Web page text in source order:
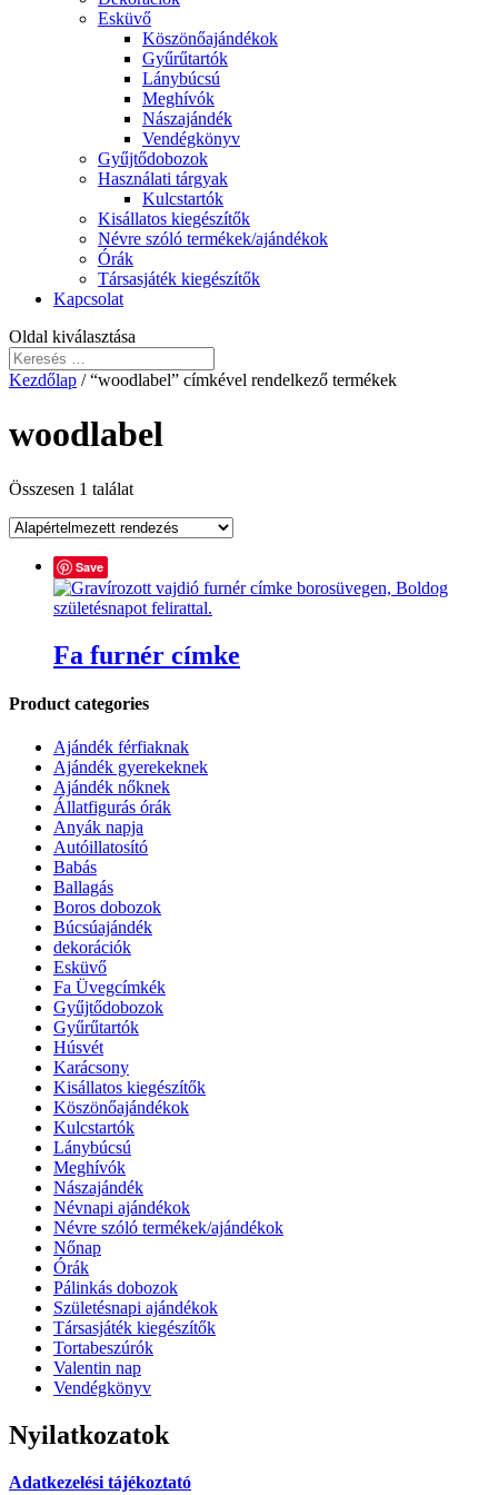
Esküvő
Köszönőajándékok
Gyűrűtartók
Lánybúcsú
Meghívók
Nászajándék
Vendégkönyv
Gyűjtődobozok
Használati tárgyak
Kulcstartók
Kisállatos kiegészítők
Névre szóló termékek/ajándékok
Órák
Társasjáték kiegészítők
Kapcsolat
Oldal kiválasztása
Kezdőlap / “woodlabel” címkével rendelkező termékek
woodlabel
Összesen 1 találat
Save
Fa furnér címke
Product categories
Ajándék férfiaknak
Ajándék gyerekeknek
Ajándék nőknek
Állatfigurás órák
Anyák napja
Autóillatosító
Babás
Ballagás
Boros dobozok
Búcsúajándék
dekorációk
Esküvő
Fa Üvegcímkék
Gyűjtődobozok
Gyűrűtartók
Húsvét
Karácsony
Kisállatos kiegészítők
Köszönőajándékok
Kulcstartók
Lánybúcsú
Meghívók
Nászajándék
Névnapi ajándékok
Névre szóló termékek/ajándékok
Nőnap
Órák
Pálinkás dobozok
Születésnapi ajándékok
Társasjáték kiegészítők
Tortabeszúrók
Valentin nap
Vendégkönyv
Nyilatkozatok
Adatkezelési tájékoztató